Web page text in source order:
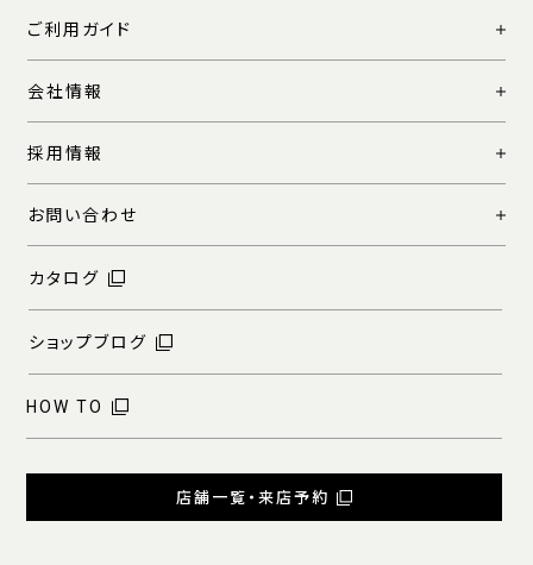
ご利用ガイド
会社情報
採用情報
お問い合わせ
カタログ
ショップブログ
HOW TO
店舗一覧・来店予約